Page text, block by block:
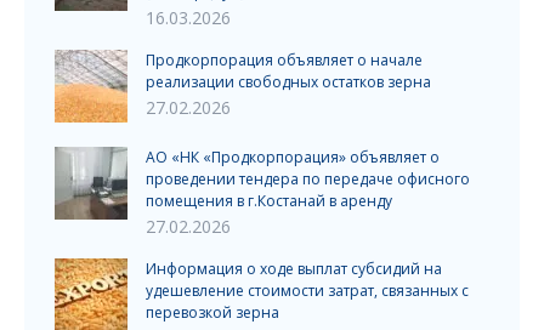
16.03.2026
Продкорпорация объявляет о начале
реализации свободных остатков зерна
27.02.2026
АО «НК «Продкорпорация» объявляет о
проведении тендера по передаче офисного
помещения в г.Костанай в аренду
27.02.2026
Информация о ходе выплат субсидий на
удешевление стоимости затрат, связанных с
перевозкой зерна